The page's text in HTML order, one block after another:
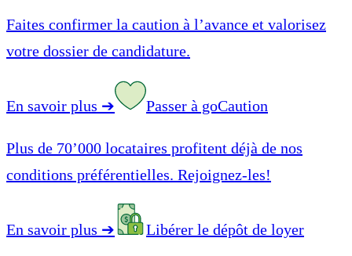
Faites confirmer la caution à l’avance et valorisez
votre dossier de candidature.
En savoir plus ➔ Passer à goCaution
Plus de 70’000 locataires profitent déjà de nos
conditions préférentielles. Rejoignez-les!
En savoir plus ➔ Libérer le dépôt de loyer